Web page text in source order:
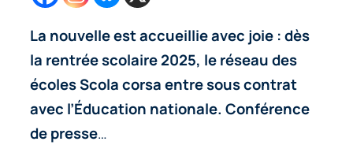
La nouvelle est accueillie avec joie : dès
la rentrée scolaire 2025, le réseau des
écoles Scola corsa entre sous contrat
avec l’Éducation nationale. Conférence
de presse…